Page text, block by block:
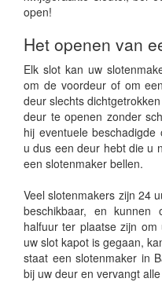
open!
Het openen van
Elk slot kan uw
om de voordeur of om
deur slechts
deur te openen zonder
hij eventuele
u dus een deur hebt die u
een slotenmaker bellen.
Veel slotenmakers zijn 24
beschikbaar, en kunnen
halfuur ter plaatse zijn
uw slot kapot is gegaan,
staat een slotenmaker in
bij uw deur en vervangt